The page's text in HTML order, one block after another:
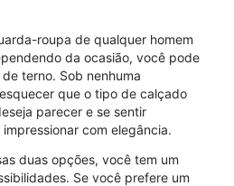
roupa de qualquer homem
da ocasião, você pode
terno. Sob nenhuma
que o tipo de calçado
parecer e se sentir
com elegância.
duas opções, você tem um
Se você prefere um